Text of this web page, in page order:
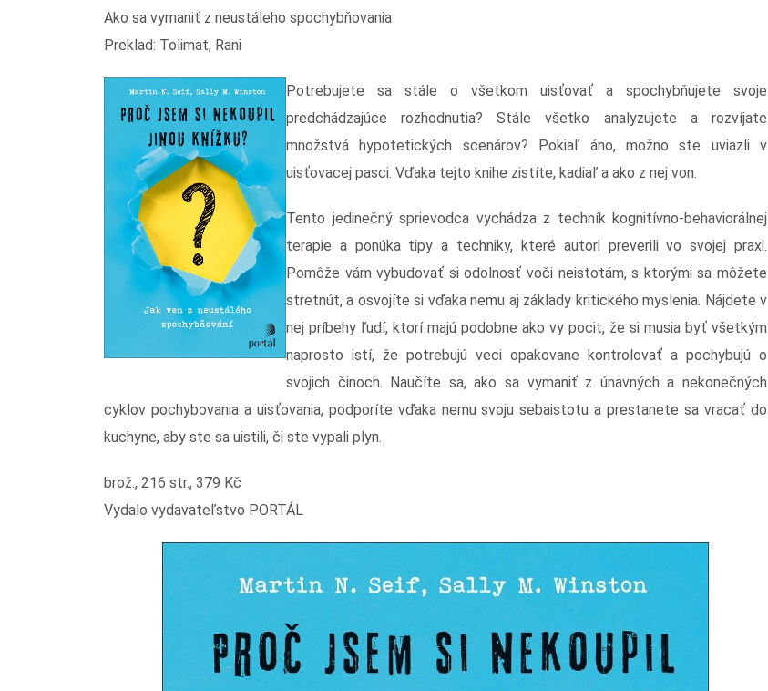
Ako sa vymaniť z neustáleho spochybňovania
Preklad: Tolimat, Rani
Potrebujete sa stále o všetkom uisťovať a spochybňujete svoje
predchádzajúce rozhodnutia? Stále všetko analyzujete a rozvíjate
množstvá hypotetických scenárov? Pokiaľ áno, možno ste uviazli v
uisťovacej pasci. Vďaka tejto knihe zistíte, kadiaľ a ako z nej von.
Tento jedinečný sprievodca vychádza z techník kognitívno-behaviorálnej
terapie a ponúka tipy a techniky, které autori preverili vo svojej praxi.
Pomôže vám vybudovať si odolnosť voči neistotám, s ktorými sa môžete
stretnút, a osvojíte si vďaka nemu aj základy kritického myslenia. Nájdete v
nej príbehy ľudí, ktorí majú podobne ako vy pocit, že si musia byť všetkým
naprosto istí, že potrebujú veci opakovane kontrolovať a pochybujú o
svojich činoch. Naučíte sa, ako sa vymaniť z únavných a nekonečných
cyklov pochybovania a uisťovania, podporíte vďaka nemu svoju sebaistotu a prestanete sa vracať do
kuchyne, aby ste sa uistili, či ste vypali plyn.
brož., 216 str., 379 Kč
Vydalo vydavateľstvo PORTÁL